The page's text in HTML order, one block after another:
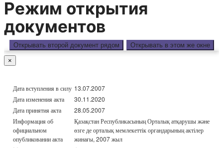
Режим открытия
документов
Открывать второй документ рядом Открывать в этом же окне
×
Дата вступления в силу 13.07.2007
Дата изменения акта
30.11.2020
Дата принятия акта
28.05.2007
Информация об
официальном
опубликовании акта
Қазақстан Республикасының Орталық атқарушы және
өзге де орталық мемлекеттік органдарының актілер
жинағы, 2007 жыл